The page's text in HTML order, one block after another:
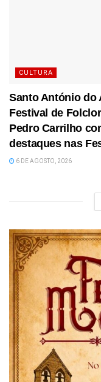
CULTURA
Santo António do
Festival de
Pedro Carrilho
destaques nas
6 DE AGOSTO, 2026